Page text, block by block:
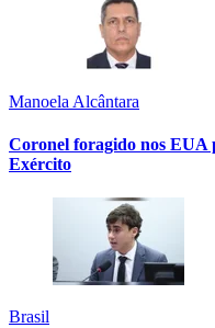
Manoela Alcântara
Coronel foragido nos EUA
Exército
Brasil